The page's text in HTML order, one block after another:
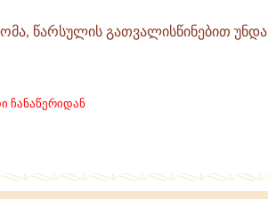
წარსულის გათვალისწინებით უნდა
ჩანაწერიდან